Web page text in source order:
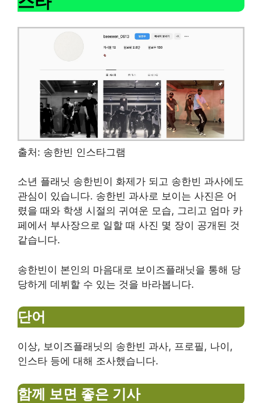
출처: 송한빈 인스타그램
소년 플래닛 송한빈이 화제가 되고 송한빈 과사에도
관심이 있습니다. 송한빈 과사로 보이는 사진은 어
렸을 때와 학생 시절의 귀여운 모습, 그리고 엄마 카
페에서 부사장으로 일할 때 사진 몇 장이 공개된 것
같습니다.
송한빈이 본인의 마음대로 보이즈플래닛을 통해 당
당하게 데뷔할 수 있는 것을 바라봅니다.
단어
이상, 보이즈플래닛의 송한빈 과사, 프로필, 나이,
인스타 등에 대해 조사했습니다.
함께 보면 좋은 기사